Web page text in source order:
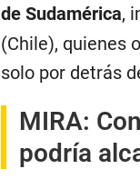
de Sudamérica,
(Chile), quienes
solo por detrás
MIRA:
podría